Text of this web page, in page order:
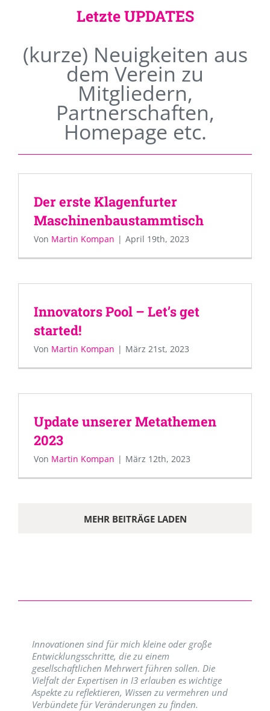
Letzte UPDATES
(kurze) Neuigkeiten aus
dem Verein zu
Mitgliedern,
Partnerschaften,
Homepage etc.
Der erste Klagenfurter
Maschinenbaustammtisch
Von Martin Kompan | April 19th, 2023
Innovators Pool – Let’s get
started!
Von Martin Kompan | März 21st, 2023
Update unserer Metathemen
2023
Von Martin Kompan | März 12th, 2023
MEHR BEITRÄGE LADEN
Innovationen sind für mich kleine oder große
Entwicklungsschritte, die zu einem
gesellschaftlichen Mehrwert führen sollen. Die
Vielfalt der Expertisen in I3 erlauben es wichtige
Aspekte zu reflektieren, Wissen zu vermehren und
Verbündete für Veränderungen zu finden.